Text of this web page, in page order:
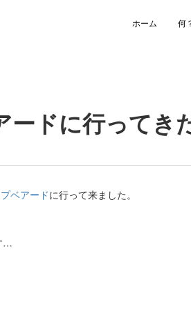
ホーム 何
ドに行ってき
ベアードに行って来ました。
…